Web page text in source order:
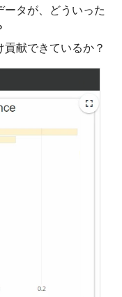
タが、どういった
献できているか？